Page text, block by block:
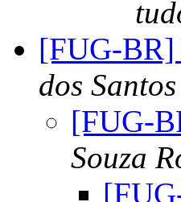
[FUG-BR]
dos Santos
[FUG-
Souza